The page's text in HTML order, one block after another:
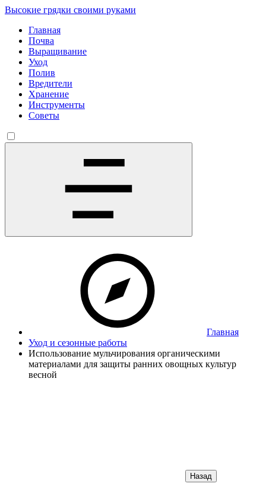
Высокие грядки своими руками
Главная
Почва
Выращивание
Уход
Полив
Вредители
Хранение
Инструменты
Советы
Главная
Уход и сезонные работы
Использование мульчирования органическими
материалами для защиты ранних овощных культур
весной
Назад